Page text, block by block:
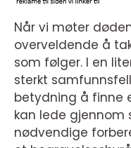
Når vi møter
overveldende å
som følger. I en
sterkt
betydning å finne
kan lede gjennom
nødvendige